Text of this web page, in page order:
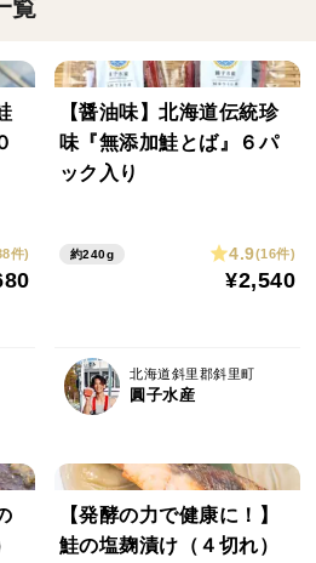
覧
件)
【醤油味】北海道伝統珍
味『無添加鮭とば』６パ
ック入り
約240g 4.9(16件)
¥2,540
北海道斜里郡斜里町
圓子水産
【発酵の力で健康に！】
鮭の塩麹漬け（４切れ）